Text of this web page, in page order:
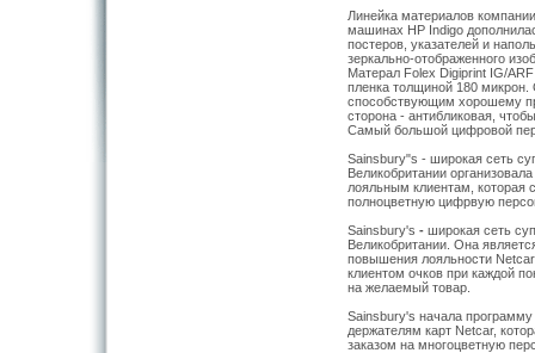
Линейка материалов
машинах HP Indigo
постеров, указателей и
зеркально-отображенного
Матерал Folex Digiprint IG/
пленка толщиной 180 микрон.
способствующим хорошему
сторона - антибликовая,
Самый большой цифровой
Sainsbury"s - широкая сеть
Великобритании
лояльным клиентам, которая
полноцветную цифрвую
Sainsbury's - широкая сеть
Великобритании. Она
повышения лояльности
клиентом очков при каждой
на желаемый товар.
Sainsbury's начала
держателям карт Netcar,
заказом на многоцветную